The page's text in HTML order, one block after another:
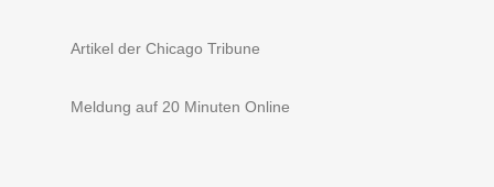
Artikel der Chicago Tribune
Meldung auf 20 Minuten Online